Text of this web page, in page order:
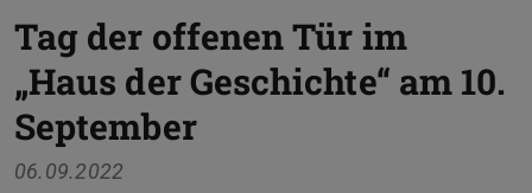
Tag der offenen Tür im
„Haus der Geschichte“ am 10.
September
06.09.2022